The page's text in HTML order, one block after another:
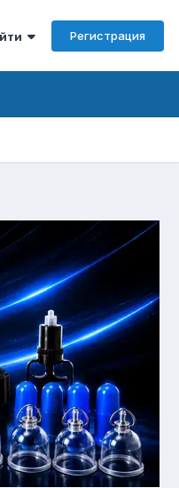
Регистрация